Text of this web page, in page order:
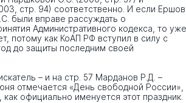
стр. 94) соответственно. И если Ершов
были вправе рассуждать о
Административного кодекса, то уже
потому как КоАП РФ вступил в силу с
до защиты последним своей
– и на стр. 57 Марданов Р.Д. –
отмечается «День свободной России»,
официально именуется этот праздник.